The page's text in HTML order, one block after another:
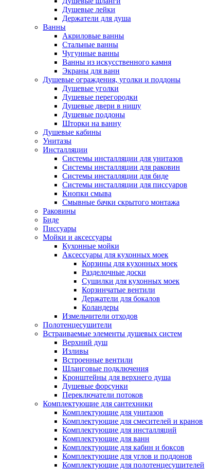
Душевые лейки
Держатели для душа
Ванны
Акриловые ванны
Стальные ванны
Чугунные ванны
Ванны из искусственного камня
Экраны для ванн
Душевые ограждения, уголки и поддоны
Душевые уголки
Душевые перегородки
Душевые двери в нишу
Душевые поддоны
Шторки на ванну
Душевые кабины
Унитазы
Инсталляции
Системы инсталляции для унитазов
Системы инсталляции для раковин
Системы инсталляции для биде
Системы инсталляции для писсуаров
Кнопки смыва
Смывные бачки скрытого монтажа
Раковины
Биде
Писсуары
Мойки и аксессуары
Кухонные мойки
Аксессуары для кухонных моек
Корзины для кухонных моек
Разделочные доски
Сушилки для кухонных моек
Корзинчатые вентили
Держатели для бокалов
Коландеры
Измельчители отходов
Полотенцесушители
Встраиваемые элементы душевых систем
Верхний душ
Изливы
Встроенные вентили
Шланговые подключения
Кронштейны для верхнего душа
Душевые форсунки
Переключатели потоков
Комплектующие для сантехники
Комплектующие для унитазов
Комплектующие для смесителей и кранов
Комплектующие для инсталляций
Комплектующие для ванн
Комплектующие для кабин и боксов
Комплектующие для углов и поддонов
Комплектующие для полотенцесушителей